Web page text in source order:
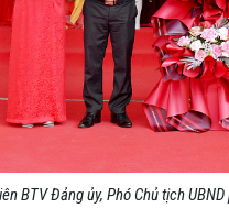
BTV Đảng ủy, Phó Chủ tịch